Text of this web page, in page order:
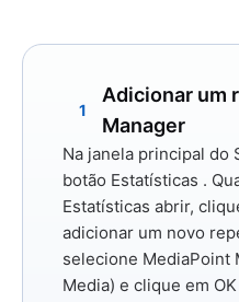
1
Adicionar um
Manager
Na janela principal do
botão Estatísticas .
Estatísticas abrir,
adicionar um novo
selecione MediaPoint
Media) e clique em OK